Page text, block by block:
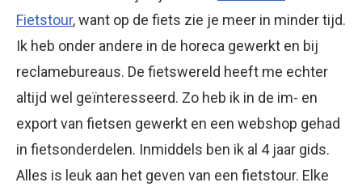
Fietstour, want op de fiets zie je meer in minder tijd.
Ik heb onder andere in de horeca gewerkt en bij
reclamebureaus. De fietswereld heeft me echter
altijd wel geïnteresseerd. Zo heb ik in de im- en
export van fietsen gewerkt en een webshop gehad
in fietsonderdelen. Inmiddels ben ik al 4 jaar gids.
Alles is leuk aan het geven van een fietstour. Elke